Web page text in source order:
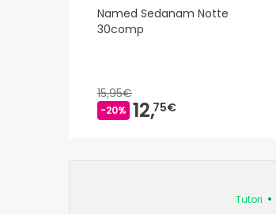
Named Sedanam Notte
30comp
15,95€
-20% 12,75€
Tutori